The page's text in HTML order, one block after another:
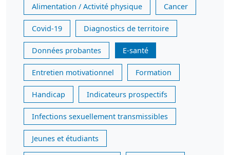
Alimentation / Activité physique Cancer
Covid-19 Diagnostics de territoire
Données probantes E-santé
Entretien motivationnel Formation
Handicap Indicateurs prospectifs
Infections sexuellement transmissibles
Jeunes et étudiants